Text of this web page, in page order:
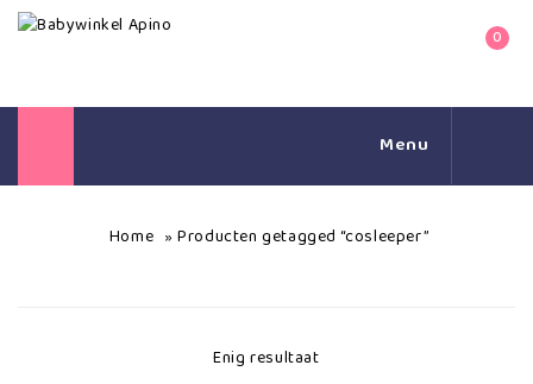
0
Menu
Home »Producten getagged “cosleeper”
Enig resultaat